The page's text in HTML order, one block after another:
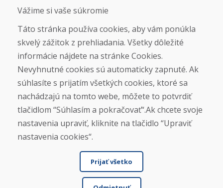
Otváracie hodiny
UKONČENÁ. ĎAKUJEME VÁM ZA
PRIAZEŇ A TEŠÍME SA NA VÁS OPÄŤ
OD 14. 9. 2026.
Nájsť na Google mape
Vážime si vaše súkromie
Táto stránka používa cookies, aby vám ponúkla
skvelý zážitok z prehliadania. Všetky dôležité
informácie nájdete na stránke Cookies.
Nevyhnutné cookies sú automaticky zapnuté. Ak
súhlasíte s prijatím všetkých cookies, ktoré sa
nachádzajú na tomto webe, môžete to potvrdiť
tlačidlom “Súhlasím a pokračovať“.Ak chcete svoje
nastavenia upraviť, kliknite na tlačidlo “Upraviť
nastavenia cookies“.
Prijať všetko